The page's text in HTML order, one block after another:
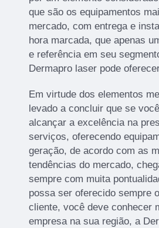
que são os equipamentos
mercado, com entrega e
hora marcada, que apenas
e referência em seu
Dermapro laser pode
Em virtude dos elementos
levado a concluir que se
alcançar a excelência na
serviços, oferecendo
geração, de acordo com as
tendências do mercado,
sempre com muita
possa ser oferecido sempre
cliente, você deve conhecer
empresa na sua região, a